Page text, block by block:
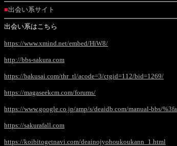
■出会い系サイト
出会い系はこちら
https://www.xmind.net/embed/HiW8/
http://bbs-sakura.com
https://bakusai.com/thr_tl/acode=3/ctgid=112/bid=1269/
https://magaseekcm.com/forums/
https://www.google.co.jp/amp/s/deaidb.com/manual-bbs/
https://sakurafall.com
https://koibitogetnavi.com/deainojyohoukoukann_1.html